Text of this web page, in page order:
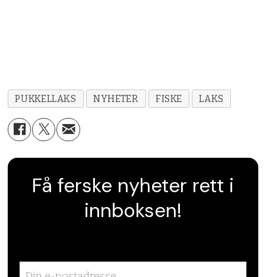
PUKKELLAKS NYHETER FISKE LAKS
Få ferske nyheter rett i
innboksen!